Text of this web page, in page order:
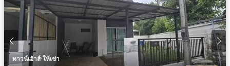
ทาวน์เฮ้าส์·ให้เช่า